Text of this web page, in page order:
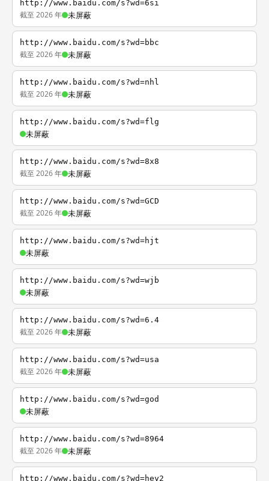
http://www.baidu.com/s?wd=6si
截至 2026 年 未屏蔽
http://www.baidu.com/s?wd=bbc
截至 2026 年 未屏蔽
http://www.baidu.com/s?wd=nhl
截至 2026 年 未屏蔽
http://www.baidu.com/s?wd=flg
未屏蔽
http://www.baidu.com/s?wd=8x8
截至 2026 年 未屏蔽
http://www.baidu.com/s?wd=GCD
截至 2026 年 未屏蔽
http://www.baidu.com/s?wd=hjt
未屏蔽
http://www.baidu.com/s?wd=wjb
未屏蔽
http://www.baidu.com/s?wd=6.4
截至 2026 年 未屏蔽
http://www.baidu.com/s?wd=usa
截至 2026 年 未屏蔽
http://www.baidu.com/s?wd=god
未屏蔽
http://www.baidu.com/s?wd=8964
截至 2026 年 未屏蔽
http://www.baidu.com/s?wd=hey2